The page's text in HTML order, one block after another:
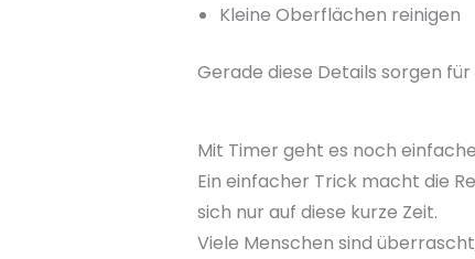
Kleine Oberflächen reinigen
Gerade diese Details sorgen
Mit Timer geht es noch
Ein einfacher Trick macht die
sich nur auf diese kurze Zeit.
Viele Menschen sind